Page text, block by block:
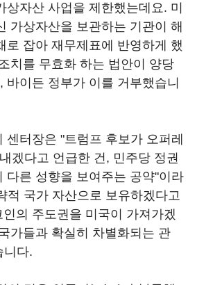
상자산 사업을 제한했는데요. 미
가상자산을 보관하는 기관이 해
로 잡아 재무제표에 반영하게 했
치를 무효화 하는 법안이 양당
바이든 정부가 이를 거부했습니
센터장은 "트럼프 후보가 오퍼레
겠다고 언급한 건, 민주당 정권
다른 성향을 보여주는 공약"이라
적 국가 자산으로 보유하겠다고
의 주도권을 미국이 가져가겠
가들과 확실히 차별화되는 관
니다.